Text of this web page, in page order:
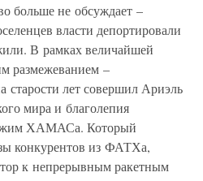
больше не обсуждает –
власти депортировали
В рамках величайшей
размежеванием –
старости лет совершил Ариэль
мира и благолепия
ХАМАСа. Который
конкурентов из ФАТХа,
к непрерывным ракетным